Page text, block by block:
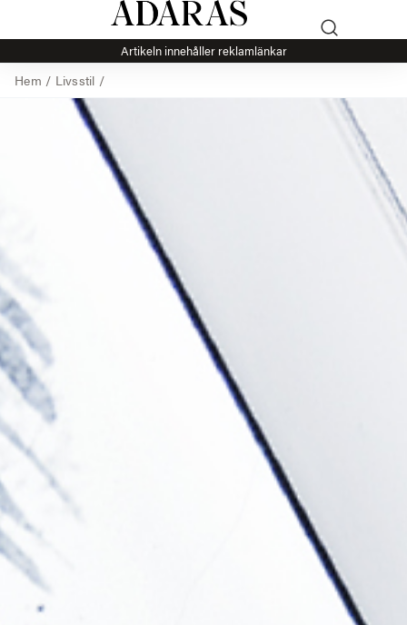
Artikeln innehåller reklamlänkar
Hem / Livsstil /